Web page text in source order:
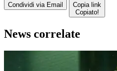
Condividi via Email
Copia link
Copiato!
News correlate